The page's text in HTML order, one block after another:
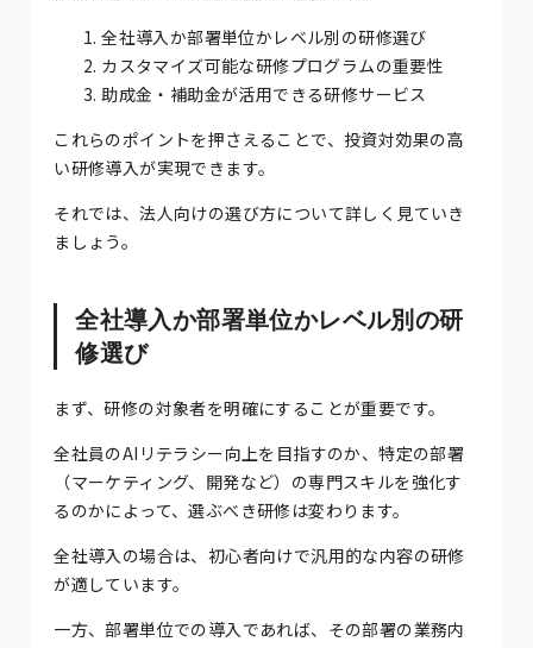
全社導入か部署単位かレベル別の研修選び
カスタマイズ可能な研修プログラムの重要性
助成金・補助金が活用できる研修サービス
これらのポイントを押さえることで、投資対効果の高
い研修導入が実現できます。
それでは、法人向けの選び方について詳しく見ていき
ましょう。
全社導入か部署単位かレベル別の研
修選び
まず、研修の対象者を明確にすることが重要です。
全社員のAIリテラシー向上を目指すのか、特定の部署
（マーケティング、開発など）の専門スキルを強化す
るのかによって、選ぶべき研修は変わります。
全社導入の場合は、初心者向けで汎用的な内容の研修
が適しています。
一方、部署単位での導入であれば、その部署の業務内